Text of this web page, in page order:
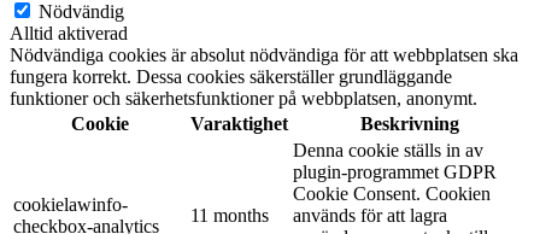
Nödvändig
Alltid aktiverad
Nödvändiga cookies är absolut nödvändiga för att webbplatsen ska
fungera korrekt. Dessa cookies säkerställer grundläggande
funktioner och säkerhetsfunktioner på webbplatsen, anonymt.
Cookie
Varaktighet Beskrivning
cookielawinfo-
checkbox-analytics
11 months
Denna cookie ställs in av
plugin-programmet GDPR
Cookie Consent. Cookien
används för att lagra